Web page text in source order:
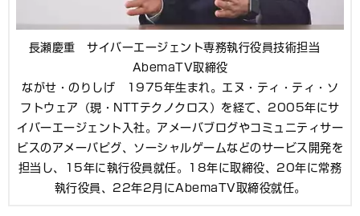
長瀬慶重 サイバーエージェント専務執行役員技術担当
AbemaTV取締役
ながせ・のりしげ 1975年生まれ。エヌ・ティ・ティ・ソ
フトウェア（現・NTTテクノクロス）を経て、2005年にサ
イバーエージェント入社。アメーバブログやコミュニティサー
ビスのアメーバピグ、ソーシャルゲームなどのサービス開発を
担当し、15年に執行役員就任。18年に取締役、20年に常務
執行役員、22年2月にAbemaTV取締役就任。